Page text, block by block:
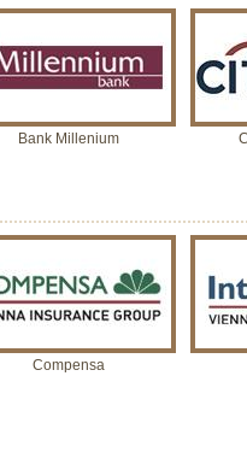
Bank Millenium
Compensa